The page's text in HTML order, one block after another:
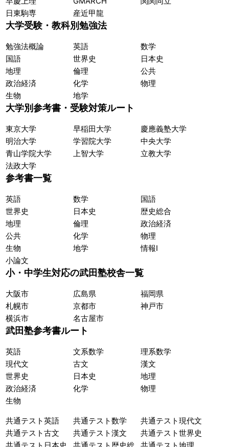
日東駒専
産近甲龍
大学受験・教科別勉強法
勉強法概論 英語
数学
国語
世界史
日本史
地理
倫理
公共
政治経済
化学
物理
生物
地学
大学別参考書・受験対策ルート
東京大学 早稲田大学
慶應義塾大学
明治大学
学習院大学
中央大学
青山学院大学
上智大学
立教大学
法政大学
参考書一覧
英語 数学
国語
世界史
日本史
歴史総合
地理
倫理
政治経済
公共
化学
物理
生物
地学
情報Ⅰ
小論文
小・中学生対応の武田塾校舎一覧
大阪市 広島県
福岡県
札幌市
京都市
神戸市
横浜市
名古屋市
武田塾参考書ルート
英語 文系数学
理系数学
現代文
古文
漢文
世界史
日本史
地理
政治経済
化学
物理
生物
共通テスト英語 共通テスト数学
共通テスト現代文
共通テスト古文
共通テスト漢文
共通テスト世界史
共通テスト日本史
共通テスト歴史総 共通テスト地理